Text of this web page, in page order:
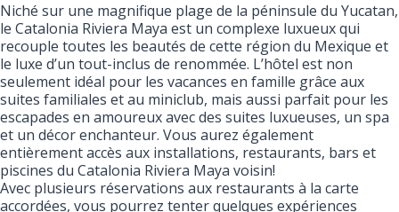
Niché sur une magnifique plage de la péninsule du Yucatan,
le Catalonia Riviera Maya est un complexe luxueux qui
recouple toutes les beautés de cette région du Mexique et
le luxe d’un tout-inclus de renommée. L’hôtel est non
seulement idéal pour les vacances en famille grâce aux
suites familiales et au miniclub, mais aussi parfait pour les
escapades en amoureux avec des suites luxueuses, un spa
et un décor enchanteur. Vous aurez également
entièrement accès aux installations, restaurants, bars et
piscines du Catalonia Riviera Maya voisin!
Avec plusieurs réservations aux restaurants à la carte
accordées, vous pourrez tenter quelques expériences